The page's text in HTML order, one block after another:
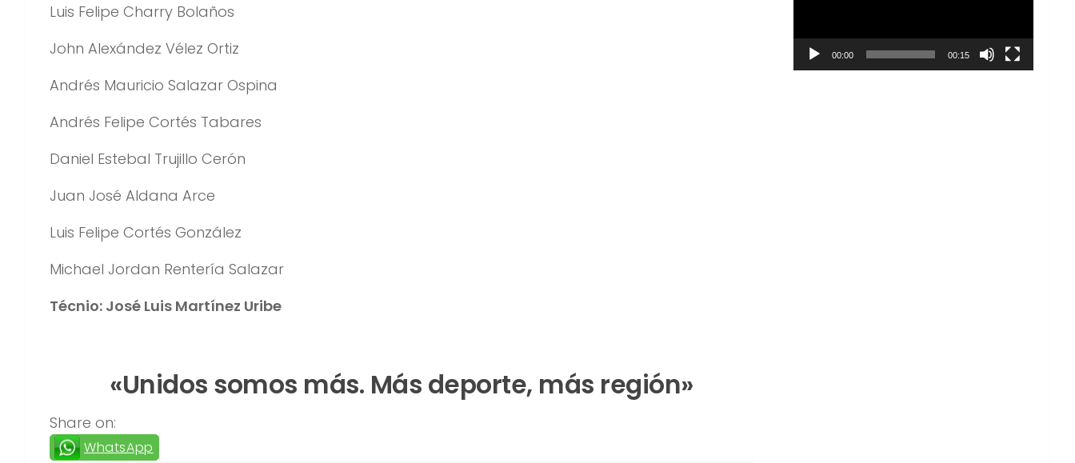
Luis Felipe Charry Bolaños
John Alexández Vélez Ortiz
Andrés Mauricio Salazar Ospina
Andrés Felipe Cortés Tabares
Daniel Estebal Trujillo Cerón
Juan José Aldana Arce
Luis Felipe Cortés González
Michael Jordan Rentería Salazar
Técnio: José Luis Martínez Uribe
«Unidos somos más. Más deporte, más región»
Share on:
WhatsApp
00:00 00:15